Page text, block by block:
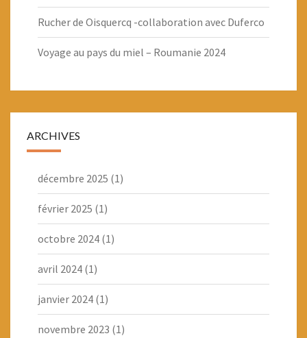
Rucher de Oisquercq -collaboration avec Duferco
Voyage au pays du miel – Roumanie 2024
ARCHIVES
décembre 2025 (1)
février 2025 (1)
octobre 2024 (1)
avril 2024 (1)
janvier 2024 (1)
novembre 2023 (1)